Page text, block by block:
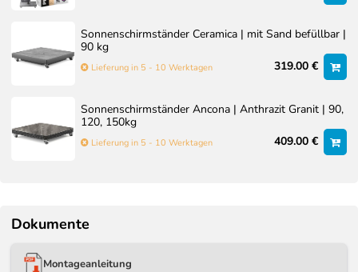
Sonnenschirmständer Ceramica | mit Sand befüllbar |
90 kg
Lieferung in 5 - 10 Werktagen 319.00 €
Sonnenschirmständer Ancona | Anthrazit Granit | 90,
120, 150kg
Lieferung in 5 - 10 Werktagen 409.00 €
Dokumente
Montageanleitung